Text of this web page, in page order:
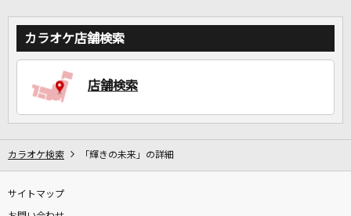
カラオケ店舗検索
店舗検索
カラオケ検索 「輝きの未来」の詳細
サイトマップ